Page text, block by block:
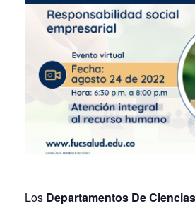
Los Departamentos De